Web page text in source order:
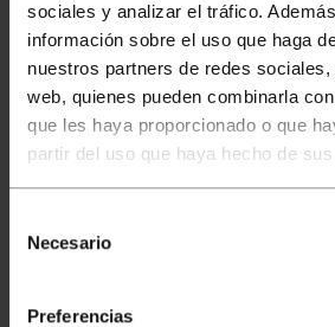
sociales y analizar el tráfico.
información sobre el uso que haga
nuestros partners de redes
web, quienes pueden combinarla
que les haya proporcionado o que
partir del uso que haya hecho de
Necesario
Preferencias
HS20 femmina a
femmina
9,07€
a